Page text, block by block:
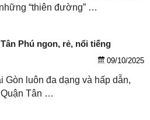
“thiên đường” …
Phú ngon, rẻ, nổi tiếng
09/10/2025
luôn đa dạng và hấp dẫn,
Tân …